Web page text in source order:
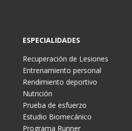
ESPECIALIDADES
Recuperación de Lesiones
Entrenamiento personal
Rendimiento deportivo
Nutrición
Prueba de esfuerzo
Estudio Biomecánico
Programa Runner